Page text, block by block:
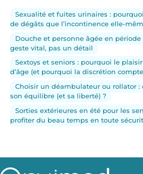
Sexualité et fuites urinaires :
de dégâts que l’incontinence elle-
Douche et personne âgée en
geste vital, pas un détail
Sextoys et seniors : pourquoi le
d’âge (et pourquoi la discrétion
Choisir un déambulateur ou rollator :
son équilibre (et sa liberté) ?
Sorties extérieures en été pour les
profiter du beau temps en toute